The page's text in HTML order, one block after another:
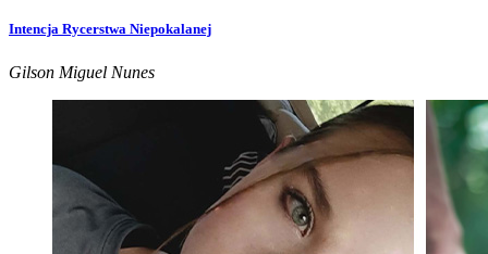
Intencja Rycerstwa Niepokalanej
Gilson Miguel Nunes